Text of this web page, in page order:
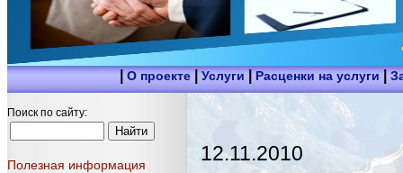
|О проекте|Услуги |Расценки на услуги|
Поиск по сайту:
Полезная информация 12.11.2010